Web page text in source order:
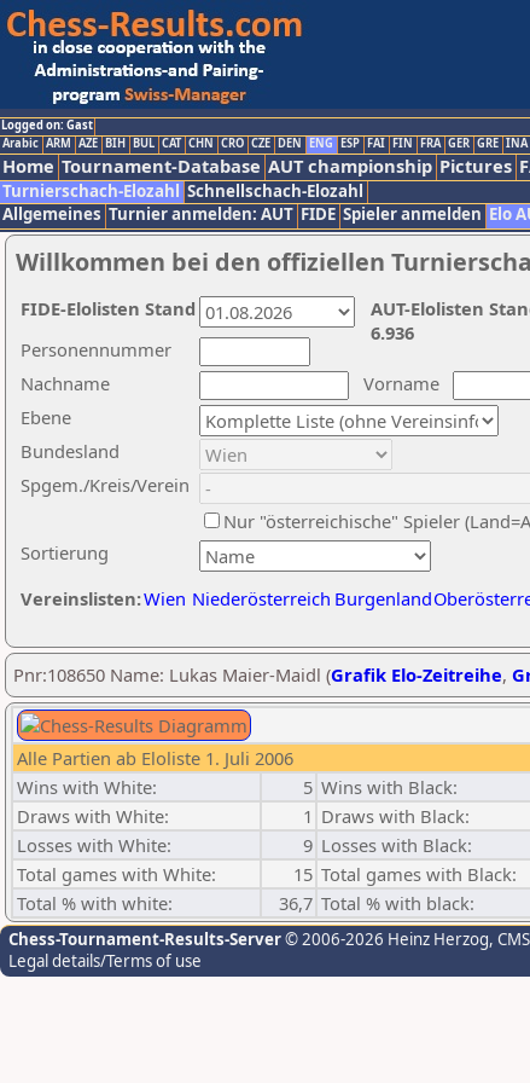
Logged on: Gast
Arabic ARM AZE BIH BUL CAT CHN CRO CZE DEN ENG ESP FAI FIN FRA GER GRE INA
Home Tournament-Database AUT championship Pictures
Turnierschach-Elozahl Schnellschach-Elozahl
Allgemeines Turnier anmelden: AUT FIDE Spieler anmelden Elo
Willkommen bei den offiziellen
Nachname
Vorname
Ebene
Sortierung
Personennummer
Bundesland
Spgem./Kreis/Verein
Nur "österreichische" Spieler
Vereinslisten:Wien Niederösterreich Burgenland
AUT-Elolisten
6.936
FIDE-Elolisten Stand
Pnr:108650 Name: Lukas Maier-Maidl (Grafik Elo-Zeitreihe,
Alle Partien ab Eloliste 1. Juli 2006
Wins with White:
5 Wins with Black:
Draws with White:
1 Draws with Black:
Losses with White:
9 Losses with Black:
Total games with White:
15 Total games with Black:
Total % with white:
36,7 Total % with black:
Chess-Tournament-Results-Server© 2006-2026 Heinz Herzog,
Legal details/Terms of use